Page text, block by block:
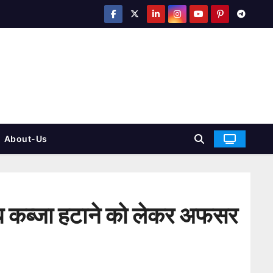
About-Us
कब्जा हटाने को लेकर अफसर